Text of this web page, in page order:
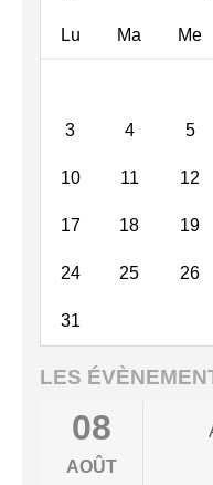
Lu Ma Me
3 4 5
10 11 12
17 18 19
24 25 26
31
LES
08
AOÛT